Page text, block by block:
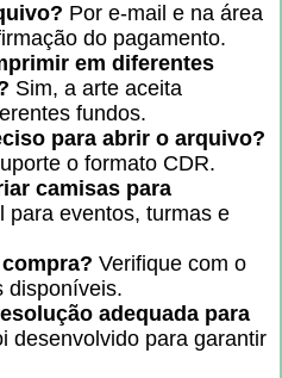
Por e-mail e na área
do pagamento.
em diferentes
Sim, a arte aceita
fundos.
para abrir o arquivo?
o formato CDR.
camisas para
para eventos, turmas e
Verifique com o
disponíveis.
adequada para
desenvolvido para garantir